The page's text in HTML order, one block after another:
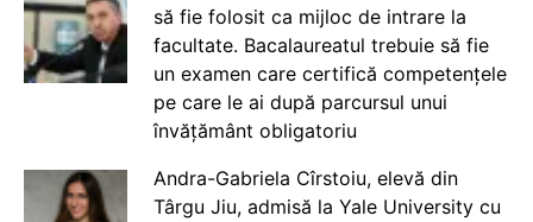
să fie folosit ca mijloc de intrare la
facultate. Bacalaureatul trebuie să fie
un examen care certifică competențele
pe care le ai după parcursul unui
învățământ obligatoriu
Andra-Gabriela Cîrstoiu, elevă din
Târgu Jiu, admisă la Yale University cu